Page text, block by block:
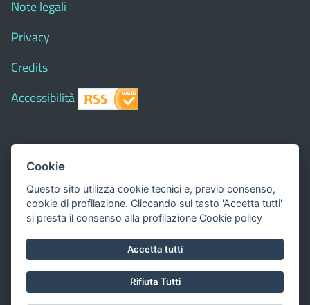
Note legali
Privacy
Credits
Accessibilità
© 2018 Comune di
del Comune - CMS:Città In Comune
Questo sito utilizza, nella versione per UTENTI CON
DISLESSIA,Biancoenero ®, una font italiana ad Alta
Leggibilità.
Valuta questo sito
Cookie
Questo sito utilizza cookie tecnici e, previo consenso,
cookie di profilazione. Cliccando sul tasto 'Accetta tutti'
si presta il consenso alla profilazione Cookie policy
Accetta tutti
Rifiuta Tutti